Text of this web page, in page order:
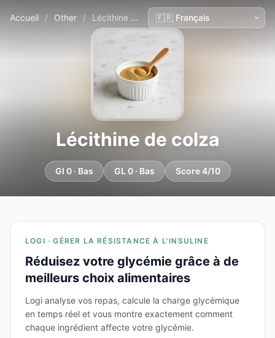
Accueil / Other / Lécithine de colza
Lécithine de colza
GI 0 · Bas GL 0 · Bas Score 4/10
LOGI · GÉRER LA RÉSISTANCE À L'INSULINE
Réduisez votre glycémie grâce à de
meilleurs choix alimentaires
Logi analyse vos repas, calcule la charge glycémique
en temps réel et vous montre exactement comment
chaque ingrédient affecte votre glycémie.